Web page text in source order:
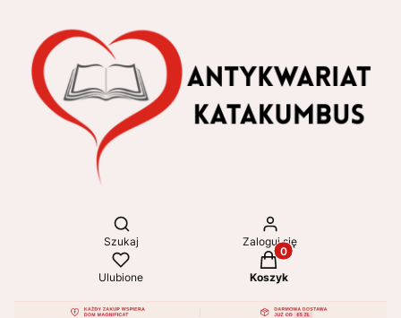
Otwórz wyszukiwarkę
Szukaj Zaloguj się
Ulubione
Produkty w koszyku:
Koszyk